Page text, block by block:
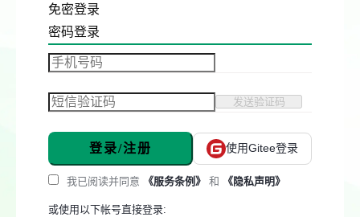
免密登录
密码登录
发送验证码
登录/注册 使用Gitee登录
我已阅读并同意 《服务条例》 和 《隐私声明》
或使用以下帐号直接登录: